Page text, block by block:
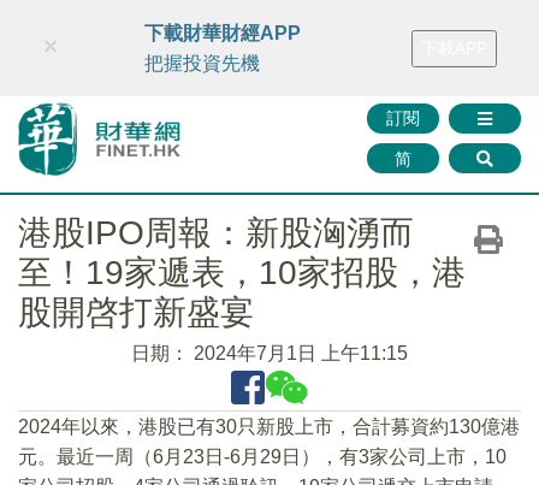
財華智庫網 FINTV FINMETA 財華證券 媒體矩陣
訂閱
简
×
下載財華財經APP
把握投資先機
港股IPO周報：新股洶湧而
至！19家遞表，10家招股，港
股開啓打新盛宴
日期： 2024年7月1日 上午11:15
2024年以來，港股已有30只新股上市，合計募資約130億港
元。最近一周（6月23日-6月29日），有3家公司上市，10